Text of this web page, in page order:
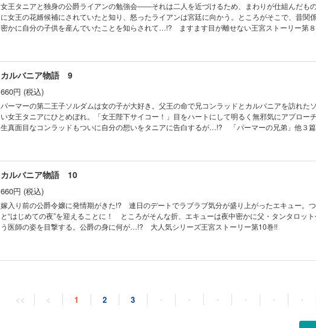
女王タニアと独身の公爵ライアンの勉強会――それは二人を近づけるため、まわりが仕組んだ
に女王の花婿候補にされていたと知り、怒ったライアンは宮廷に向かう。ところがそこで、昔関
密かに自分の子供を産んでいたことを知らされて…!? ますます目が離せない王宮ストーリー第８
カルバニア物語 9
660円 (税込)
パーマーの第二王子ソルダムは女の子が大好き。父王の命で兄コンラッドとカルバニアを訪れた
い女王タニアにひとめぼれ。「女王陛下サイコー！」目をハートにして明るく無邪気にアプローチ
生真面目なコンラッドもついに自分の想いをタニアに告白するが…!? 「パーマーの兄弟」他３篇
カルバニア物語 10
660円 (税込)
嫁入り前の公爵令嬢に発情期がきた!? 連日のデートでラブラブ気分が盛り上がったエキュー。
と“はじめての夜”を迎えることに！ ところがそんな折、エキューは夜中密かに父・タンタロッ
う医師の姿を目撃する。公爵の身に何が…!? 大人気シリーズ王宮ストーリー第10巻!!
念願叶って、ついに公爵家を継ぐことになったエキュー。ところが継承式を数日後にひかえたあ
<< < 1 2 3 ・ ・ ・ ・ ・ ・